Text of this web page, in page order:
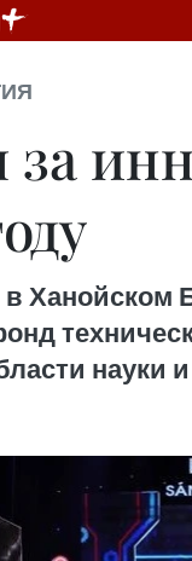
в Ханойском
науки и